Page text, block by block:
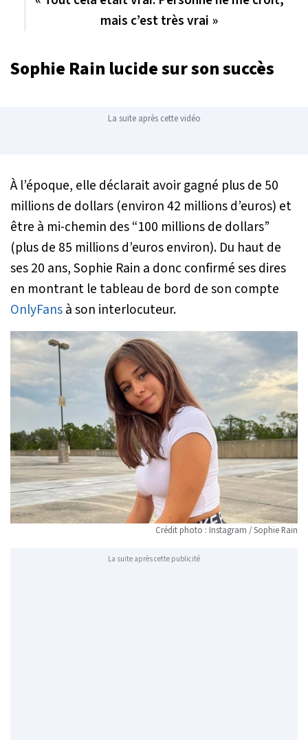
mais c’est très vrai »
Sophie Rain lucide sur son succès
La suite après cette vidéo
À l’époque, elle déclarait avoir gagné plus de 50
millions de dollars (environ 42 millions d’euros) et
être à mi-chemin des “100 millions de dollars”
(plus de 85 millions d’euros environ). Du haut de
ses 20 ans, Sophie Rain a donc confirmé ses dires
en montrant le tableau de bord de son compte
OnlyFansà son interlocuteur.
Crédit photo : Instagram / Sophie Rain
La suite après cette publicité